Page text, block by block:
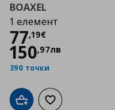
BOAXEL
1 елемент
77,19€
Цена
150,97лв
390 точки
Добави в кошницата
Добави към